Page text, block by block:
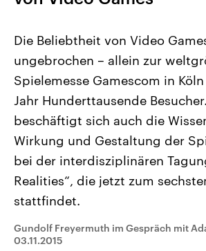
Landtagswahl Sachsen-Anhalt
2026
Alle Informationen
Sachsen-Anhalt wählt am 6.
September 2026 einen neuen
Landtag. Seit 2021 wird das
Bundesland von einer Koalition aus
CDU, SPD und FDP regiert.-
Umfragen, Prognosen,
Wahlprogramme, aktuelle Berichte
und Hintergründe zu den Parteien
und Kandidaten der anstehenden
Wahl.
USA
den
mit
Sendungen Programm
Die Beliebtheit von Video
ungebrochen – allein zur
Spielemesse Gamescom in
Jahr Hunderttausende
beschäftigt sich auch die
Wirkung und Gestaltung der
bei der interdisziplinären
Realities“, die jetzt zum
stattfindet.
Gundolf Freyermuth im Gespräch mit
03.11.2015